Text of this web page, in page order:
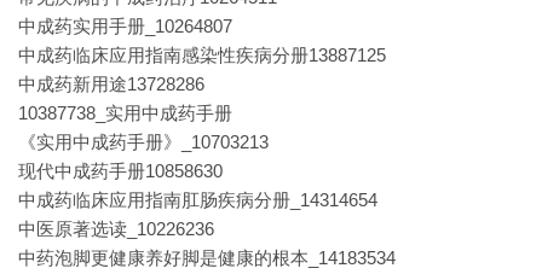
中成药实用手册_10264807
中成药临床应用指南感染性疾病分册13887125
中成药新用途13728286
10387738_实用中成药手册
《实用中成药手册》_10703213
现代中成药手册10858630
中成药临床应用指南肛肠疾病分册_14314654
中医原著选读_10226236
中药泡脚更健康养好脚是健康的根本_14183534